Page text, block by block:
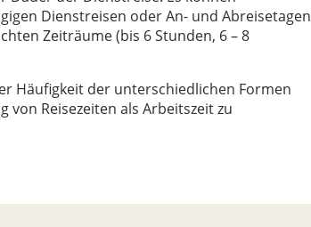
Dienstreisen oder An- und Abreisetagen
Zeiträume (bis 6 Stunden, 6 – 8
Häufigkeit der unterschiedlichen Formen
Reisezeiten als Arbeitszeit zu